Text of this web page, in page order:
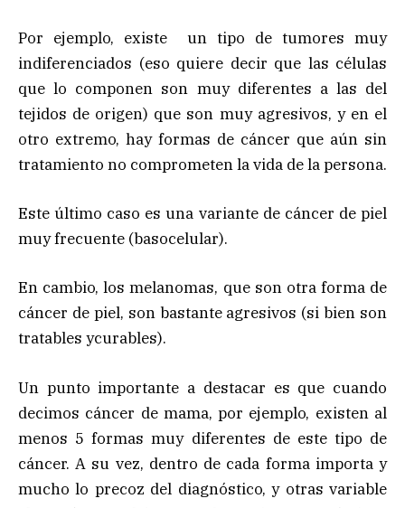
Por ejemplo, existe un tipo de tumores muy
indiferenciados (eso quiere decir que las células
que lo componen son muy diferentes a las del
tejidos de origen) que son muy agresivos, y en el
otro extremo, hay formas de cáncer que aún sin
tratamiento no comprometen la vida de la persona.
Este último caso es una variante de cáncer de piel
muy frecuente (basocelular).
En cambio, los melanomas, que son otra forma de
cáncer de piel, son bastante agresivos (si bien son
tratables ycurables).
Un punto importante a destacar es que cuando
decimos cáncer de mama, por ejemplo, existen al
menos 5 formas muy diferentes de este tipo de
cáncer. A su vez, dentro de cada forma importa y
mucho lo precoz del diagnóstico, y otras variable